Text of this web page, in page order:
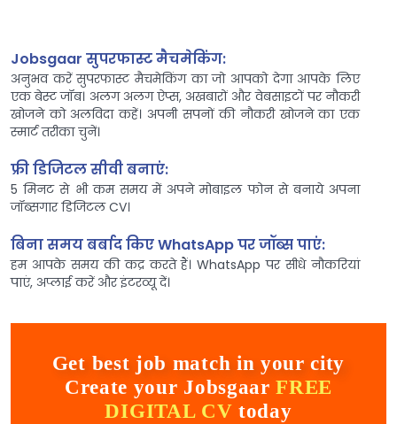
Jobsgaar सुपरफास्ट मैचमेकिंग:
अनुभव करें सुपरफास्ट मैचमेकिंग का जो आपको देगा आपके लिए
एक बेस्ट जॉब। अलग अलग ऐप्स, अखबारों और वेबसाइटों पर नौकरी
खोजने को अलविदा कहें। अपनी सपनों की नौकरी खोजने का एक
स्मार्ट तरीका चुनें।
फ्री डिजिटल सीवी बनाएं:
5 मिनट से भी कम समय में अपने मोबाइल फोन से बनाये अपना
जॉब्सगार डिजिटल CV।
बिना समय बर्बाद किए WhatsApp पर जॉब्स पाएं:
हम आपके समय की कद्र करते हैं। WhatsApp पर सीधे नौकरियां
पाएं, अप्लाई करें और इंटरव्यू दें।
Get best job match in your city
Create your JobsgaarFREE
DIGITAL CV today